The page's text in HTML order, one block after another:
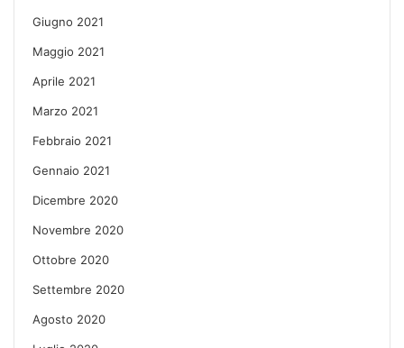
Giugno 2021
Maggio 2021
Aprile 2021
Marzo 2021
Febbraio 2021
Gennaio 2021
Dicembre 2020
Novembre 2020
Ottobre 2020
Settembre 2020
Agosto 2020